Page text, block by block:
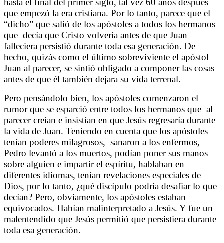
que empezó la era cristiana. Por lo tanto, parece que el
“dicho” que salió de los apóstoles a todos los hermanos
que decía que Cristo volvería antes de que Juan
falleciera persistió durante toda esa generación. De
hecho, quizás como el último sobreviviente el apóstol
Juan al parecer, se sintió obligado a componer las cosas
antes de que él también dejara su vida terrenal.
Pero pensándolo bien, los apóstoles comenzaron el
rumor que se esparció entre todos los hermanos que al
parecer creían e insistían en que Jesús regresaría durante
la vida de Juan. Teniendo en cuenta que los apóstoles
tenían poderes milagrosos, sanaron a los enfermos,
Pedro levantó a los muertos, podían poner sus manos
sobre alguien e impartir el espíritu, hablaban en
diferentes idiomas, tenían revelaciones especiales de
Dios, por lo tanto, ¿qué discípulo podría desafiar lo que
decían? Pero, obviamente, los apóstoles estaban
equivocados. Habían malinterpretado a Jesús. Y fue un
malentendido que Jesús permitió que persistiera durante
toda esa generación.